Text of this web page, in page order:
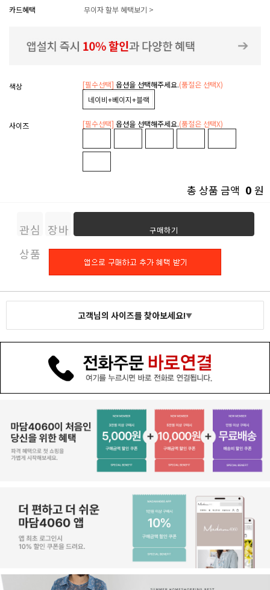
카드혜택
무이자 할부 혜택보기 >
색상 [필수선택] 옵션을 선택해주세요.(품절은 선택X)
네이비+베이지+블랙
사이즈 [필수선택] 옵션을 선택해주세요.(품절은 선택X)
총 상품 금액 0 원
관심
상품
장바
구니
구매하기
고객님의 사이즈를 찾아보세요!▼